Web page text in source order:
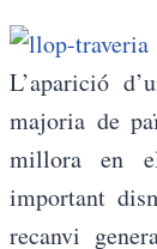
L’aparició
majoria de
millora en
important
recanvi